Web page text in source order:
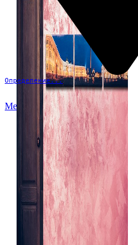
Определение...
Меню